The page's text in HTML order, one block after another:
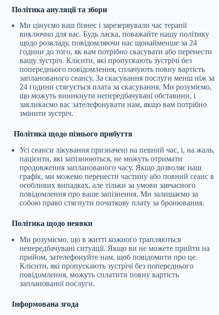
Політика ануляції та збори
Ми цінуємо ваш бізнес і зарезервували час терапії
виключно для вас. Будь ласка, поважайте нашу політику
щодо розкладу, повідомляючи нас щонайменше за 24
години до того, як вам потрібно скасувати або перенести
вашу зустріч. Клієнти, які пропускають зустрічі без
попереднього повідомлення, сплачують повну вартість
запланованого сеансу. За скасування послуги менш ніж за
24 години стягується плата за скасування. Ми розуміємо,
що можуть виникнути непередбачувані обставини, і
закликаємо вас зателефонувати нам, якщо вам потрібно
змінити зустріч.
Політика щодо пізнього прибуття
Усі сеанси лікування призначені на певний час, і, на жаль,
пацієнти, які запізнюються, не можуть отримати
продовження запланованого часу. Якщо дозволяє наш
графік, ми можемо перенести частину або повний сеанс в
особливих випадках, але тільки за умови завчасного
повідомлення про ваше запізнення. Ми залишаємо за
собою право стягнути початкову плату за бронювання.
Політика щодо неявки
Ми розуміємо, що в житті кожного трапляються
непередбачувані ситуації. Якщо ви не можете прийти на
прийом, зателефонуйте нам, щоб повідомити про це.
Клієнти, які пропускають зустрічі без попереднього
повідомлення, можуть сплатити повну вартість
запланованої послуги.
Інформована згода